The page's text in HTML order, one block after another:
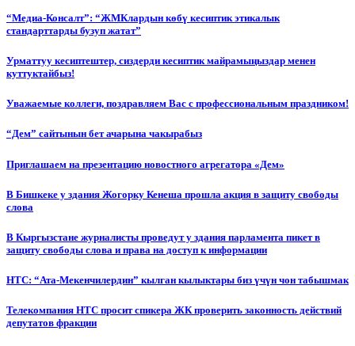
“Медиа-Консалт”: “ЖМКлардын көбү кесиптик этикалык
стандарттарды бузуп жатат”
Урматтуу кесиптештер, сиздерди кесиптик майрамыңыздар менен
куттуктайбыз!
Уважаемые коллеги, поздравляем Вас с профессиональным праздником!
“Дем” сайтынын бет ачарына чакырабыз
Приглашаем на презентацию новостного агрегатора «Дем»
В Бишкеке у здания Жогорку Кенеша прошла акция в защиту свободы
слова
В Кыргызстане журналисты проведут у здания парламента пикет в
защиту свободы слова и права на доступ к информации
НТС: “Ата-Мекенчилердин” кылган кылыктары биз үчүн чон табышмак
Телекомпания НТС просит спикера ЖК проверить законность действий
депутатов фракции